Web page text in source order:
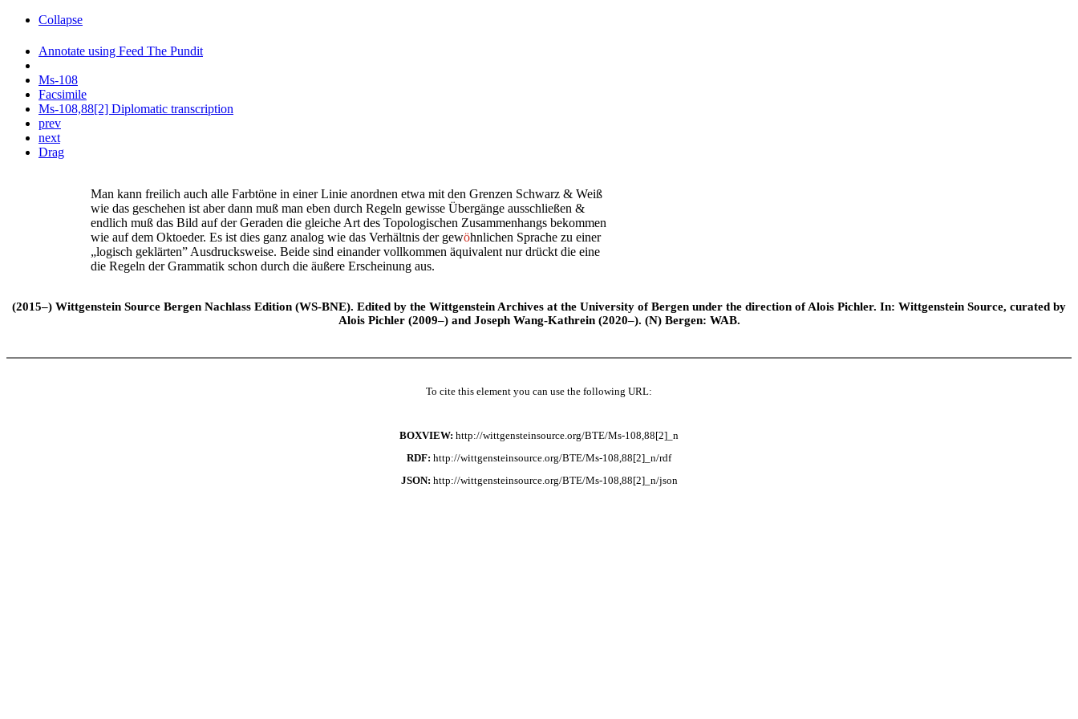
Collapse
Annotate using Feed The Pundit
Ms-108
Facsimile
Ms-108,88[2] Diplomatic transcription
prev
next
Drag
Man kann freilich auch alle Farbtöne in einer Linie anordnen etwa mit den Grenzen Schwarz & Weiß
wie das geschehen ist aber dann muß man eben durch Regeln gewisse Übergänge ausschließen &
endlich muß das Bild auf der Geraden die gleiche Art des Topologischen Zusammenhangs bekommen
wie auf dem Oktoeder. Es ist dies ganz analog wie das Verhältnis der gewöhnlichen Sprache zu einer
„logisch geklärten” Ausdrucksweise. Beide sind einander vollkommen äquivalent nur drückt die eine
die Regeln der Grammatik schon durch die äußere Erscheinung aus.
(2015–) Wittgenstein Source Bergen Nachlass Edition (WS-BNE). Edited by the Wittgenstein Archives at the University of Bergen under the direction of Alois Pichler. In: Wittgenstein Source, curated by
Alois Pichler (2009–) and Joseph Wang-Kathrein (2020–). (N) Bergen: WAB.
To cite this element you can use the following URL:
BOXVIEW: http://wittgensteinsource.org/BTE/Ms-108,88[2]_n
RDF: http://wittgensteinsource.org/BTE/Ms-108,88[2]_n/rdf
JSON: http://wittgensteinsource.org/BTE/Ms-108,88[2]_n/json